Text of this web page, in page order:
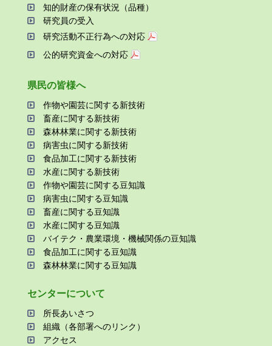
知的財産の保有状況（品種）
研究員の受⼊
研究活動不正⾏為への対応
公的研究資金への対応
県⺠の皆様へ
作物や園芸に関する新技術
畜産に関する新技術
森林林業に関する新技術
病害⾍に関する新技術
⾷品加⼯に関する新技術
⽔産に関する新技術
作物や園芸に関する⾖知識
病害⾍に関する⾖知識
畜産に関する⾖知識
⽔産に関する⾖知識
バイテク・農業環境・機械関係の⾖知識
⾷品加⼯に関する⾖知識
森林林業に関する⾖知識
センターについて
所⻑あいさつ
組織（各部署へのリンク）
アクセス